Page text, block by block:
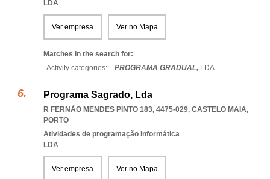
LDA
Ver empresa Ver no Mapa
Matches in the search for:
Activity categories: ...PROGRAMA GRADUAL, LDA...
Programa Sagrado, Lda
R FERNÃO MENDES PINTO 183, 4475-029, CASTELO MAIA,
PORTO
Atividades de programação informática
LDA
Ver empresa Ver no Mapa